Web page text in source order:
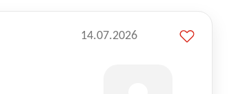
14.07.2026